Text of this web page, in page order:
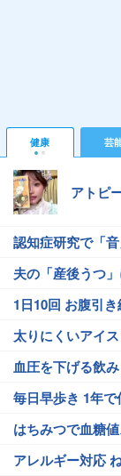
健康 芸
アトピ
認知症研究で「
夫の「産後うつ
1日10回 お腹引
太りにくいアイ
血圧を下げる飲
毎日早歩き 1年
はちみつで血糖
アレルギー対応